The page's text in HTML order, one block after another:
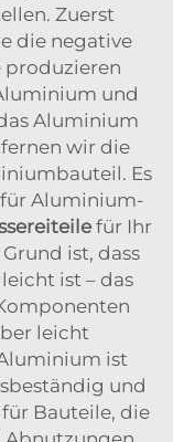
Zuerst
die negative
produzieren
und
Aluminium
wir die
Es
Aluminium-
für Ihr
ist, dass
ist – das
leicht
ist
und
Bauteile, die